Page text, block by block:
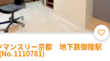
マンスリー京都 地下鉄御陵駅
お気
に入